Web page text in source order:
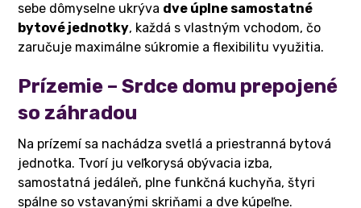
sebe dômyselne ukrýva dve úplne samostatné
bytové jednotky, každá s vlastným vchodom, čo
zaručuje maximálne súkromie a flexibilitu využitia.
Prízemie – Srdce domu prepojené
so záhradou
Na prízemí sa nachádza svetlá a priestranná bytová
jednotka. Tvorí ju veľkorysá obývacia izba,
samostatná jedáleň, plne funkčná kuchyňa, štyri
spálne so vstavanými skriňami a dve kúpeľne.